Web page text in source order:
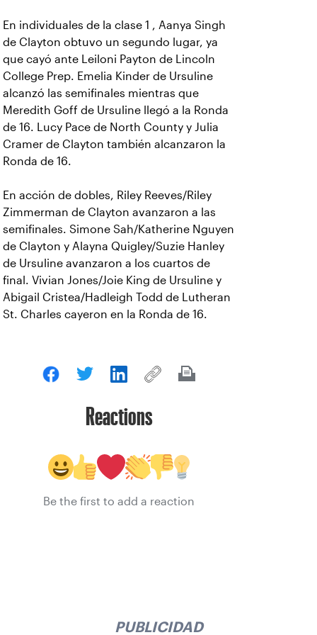
En individuales de la clase 1 , Aanya Singh
de Clayton obtuvo un segundo lugar, ya
que cayó ante Leiloni Payton de Lincoln
College Prep. Emelia Kinder de Ursuline
alcanzó las semifinales mientras que
Meredith Goff de Ursuline llegó a la Ronda
de 16. Lucy Pace de North County y Julia
Cramer de Clayton también alcanzaron la
Ronda de 16.
En acción de dobles, Riley Reeves/Riley
Zimmerman de Clayton avanzaron a las
semifinales. Simone Sah/Katherine Nguyen
de Clayton y Alayna Quigley/Suzie Hanley
de Ursuline avanzaron a los cuartos de
final. Vivian Jones/Joie King de Ursuline y
Abigail Cristea/Hadleigh Todd de Lutheran
St. Charles cayeron en la Ronda de 16.
Reactions
Be the first to add a reaction
PUBLICIDAD